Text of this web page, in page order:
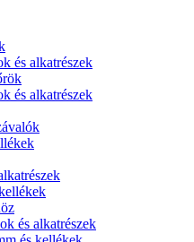
és alkatrészek
és alkatrészek
és alkatrészek